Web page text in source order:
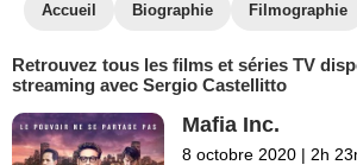
Accueil Biographie Filmographie
Retrouvez tous les films et séries TV
streaming avec Sergio Castellitto
Mafia Inc.
8 octobre 2020 | 2h